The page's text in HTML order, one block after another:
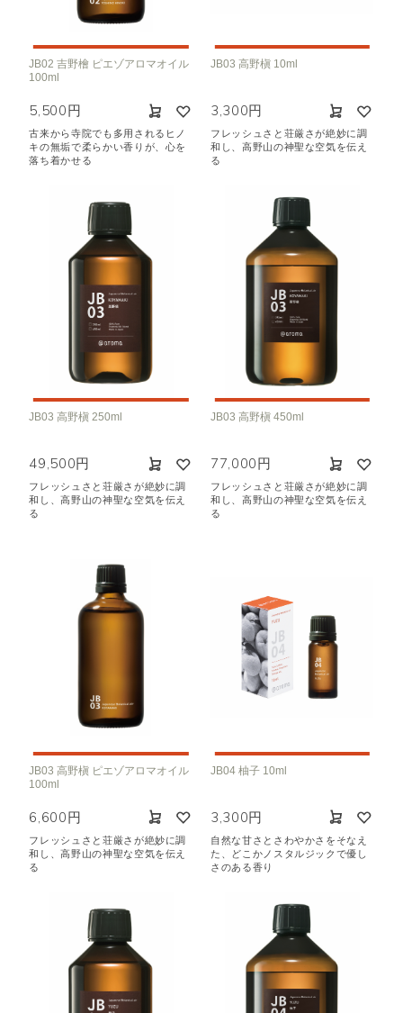
JB02 吉野檜 ピエゾアロマオイル
100ml
5,500円
古来から寺院でも多用されるヒノ
キの無垢で柔らかい香りが、心を
落ち着かせる
JB03 高野槇 10ml
3,300円
フレッシュさと荘厳さが絶妙に調
和し、高野山の神聖な空気を伝え
る
JB03 高野槇 250ml
49,500円
フレッシュさと荘厳さが絶妙に調
和し、高野山の神聖な空気を伝え
る
JB03 高野槇 450ml
77,000円
フレッシュさと荘厳さが絶妙に調
和し、高野山の神聖な空気を伝え
る
JB03 高野槇 ピエゾアロマオイル
100ml
6,600円
フレッシュさと荘厳さが絶妙に調
和し、高野山の神聖な空気を伝え
る
JB04 柚子 10ml
3,300円
自然な甘さとさわやかさをそなえ
た、どこかノスタルジックで優し
さのある香り